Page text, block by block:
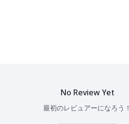
No Review Yet
最初のレビュアーになろう！